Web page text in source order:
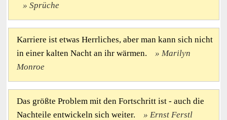
Sprüche
Karriere ist etwas Herrliches, aber man kann sich nicht
in einer kalten Nacht an ihr wärmen.
Marilyn
Monroe
Das größte Problem mit den Fortschritt ist - auch die
Nachteile entwickeln sich weiter.
Ernst Ferstl